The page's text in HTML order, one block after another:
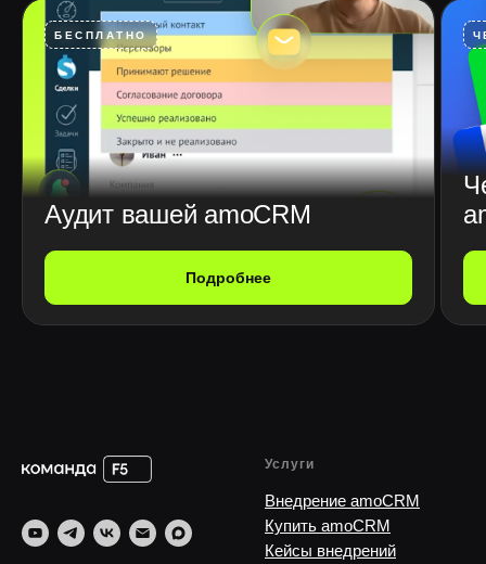
БЕСПЛАТНО
Аудит вашей amoCRM
Подробнее
Услуги
Внедрение amoCRM
Купить amoCRM
Кейсы внедрений